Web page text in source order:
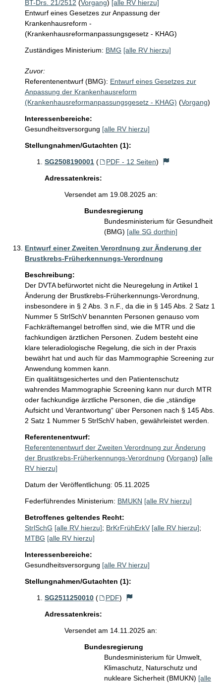
BT-Drs. 21/2512 (Vorgang) [alle RV hierzu]
Entwurf eines Gesetzes zur Anpassung der
Krankenhausreform -
(Krankenhausreformanpassungsgesetz - KHAG)
Zuständiges Ministerium: BMG [alle RV hierzu]
Zuvor:
Referentenentwurf (BMG): Entwurf eines Gesetzes zur
Anpassung der Krankenhausreform
(Krankenhausreformanpassungsgesetz - KHAG) (Vorgang)
Interessenbereiche:
Gesundheitsversorgung [alle RV hierzu]
Stellungnahmen/Gutachten (1):
SG2508190001 ( PDF - 12 Seiten)
Adressatenkreis:
Versendet am 19.08.2025 an:
Bundesregierung
Bundesministerium für Gesundheit
(BMG) [alle SG dorthin]
Entwurf einer Zweiten Verordnung zur Änderung der
Brustkrebs-Früherkennungs-Verordnung
Beschreibung:
Der DVTA befürwortet nicht die Neuregelung in Artikel 1
Änderung der Brustkrebs-Früherkennungs-Verordnung,
insbesondere in § 2 Abs. 3 n.F., da die in § 145 Abs. 2 Satz 1
Nummer 5 StrlSchV benannten Personen genauso vom
Fachkräftemangel betroffen sind, wie die MTR und die
fachkundigen ärztlichen Personen. Zudem besteht eine
klare teleradiologische Regelung, die sich in der Praxis
bewährt hat und auch für das Mammographie Screening zur
Anwendung kommen kann.
Ein qualitätsgesichertes und den Patientenschutz
wahrendes Mammographie Screening kann nur durch MTR
oder fachkundige ärztliche Personen, die die „ständige
Aufsicht und Verantwortung“ über Personen nach § 145 Abs.
2 Satz 1 Nummer 5 StrlSchV haben, gewährleistet werden.
Referentenentwurf:
Referentenentwurf der Zweiten Verordnung zur Änderung
der Brustkrebs-Früherkennungs-Verordnung (Vorgang) [alle
RV hierzu]
Datum der Veröffentlichung: 05.11.2025
Federführendes Ministerium: BMUKN [alle RV hierzu]
Betroffenes geltendes Recht:
StrlSchG [alle RV hierzu]; BrKrFrühErkV [alle RV hierzu];
MTBG [alle RV hierzu]
Interessenbereiche:
Gesundheitsversorgung [alle RV hierzu]
Stellungnahmen/Gutachten (1):
SG2511250010 ( PDF)
Adressatenkreis:
Versendet am 14.11.2025 an:
Bundesregierung
Bundesministerium für Umwelt,
Klimaschutz, Naturschutz und
nukleare Sicherheit (BMUKN) [alle